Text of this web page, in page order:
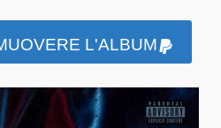
L'ALBUM